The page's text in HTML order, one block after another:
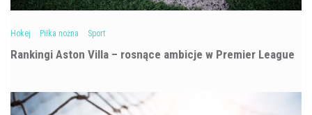
Hokej Piłka nożna Sport
Rankingi Aston Villa – rosnące ambicje w Premier League